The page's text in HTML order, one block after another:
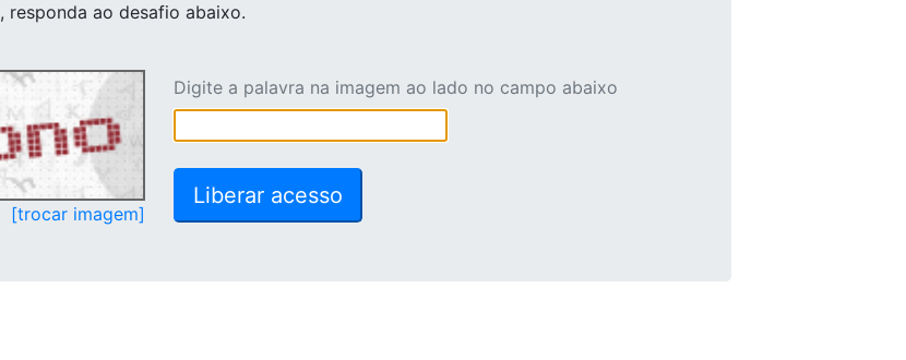
, responda ao desafio abaixo.
[trocar imagem]
Digite a palavra na imagem ao lado no campo abaixo